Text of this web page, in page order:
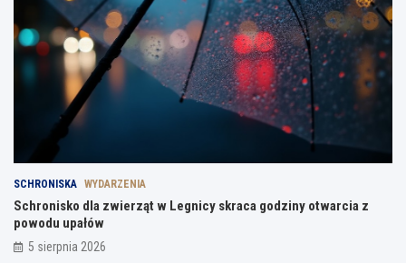
SCHRONISKA WYDARZENIA
Schronisko dla zwierząt w Legnicy skraca godziny otwarcia z
powodu upałów
5 sierpnia 2026